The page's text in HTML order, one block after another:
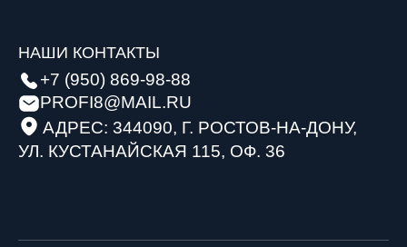
НАШИ КОНТАКТЫ
+7 (950) 869-98-88
PROFI8@MAIL.RU
АДРЕС: 344090, Г. РОСТОВ-НА-ДОНУ,
УЛ. КУСТАНАЙСКАЯ 115, ОФ. 36